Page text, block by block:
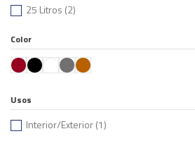
25 Litros (2)
Color
Usos
Interior/Exterior(1)